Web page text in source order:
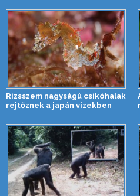
Rizsszem nagyságú csikóhalak
rejtőznek a japán vizekben